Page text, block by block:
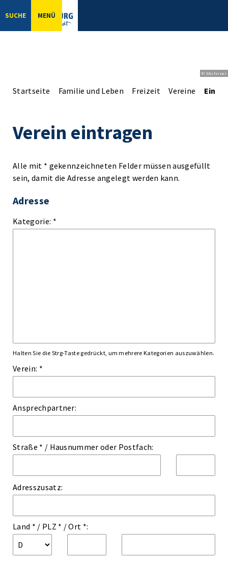
SUCHE MENÜ
© bbsferrari
Startseite Familie und Leben Freizeit Vereine
Verein eintragen
Alle mit * gekennzeichneten Felder müssen ausgefüllt
sein, damit die Adresse angelegt werden kann.
Adresse
Kategorie: *
Halten Sie die Strg-Taste gedrückt, um mehrere Kategorien auszuwählen.
Verein: *
Ansprechpartner:
Straße * / Hausnummer oder Postfach:
Adresszusatz:
Land * / PLZ * /Ort *: